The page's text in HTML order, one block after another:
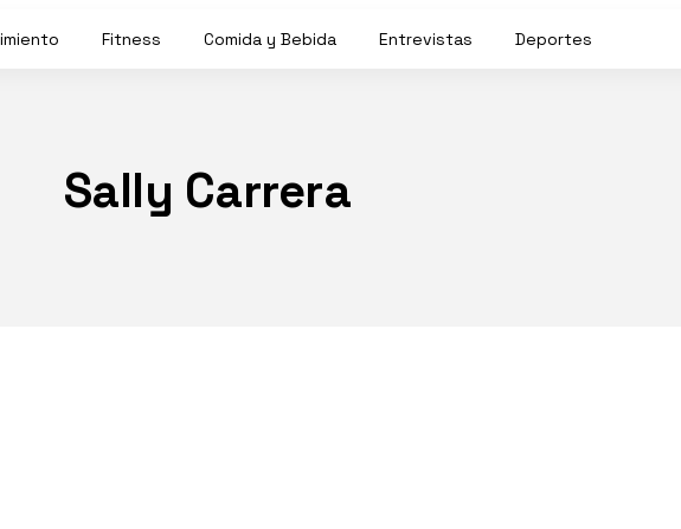
Fitness Comida y Bebida Entrevistas Deportes
Sally Carrera